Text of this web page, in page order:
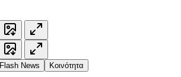
Flash News Κοινότητα